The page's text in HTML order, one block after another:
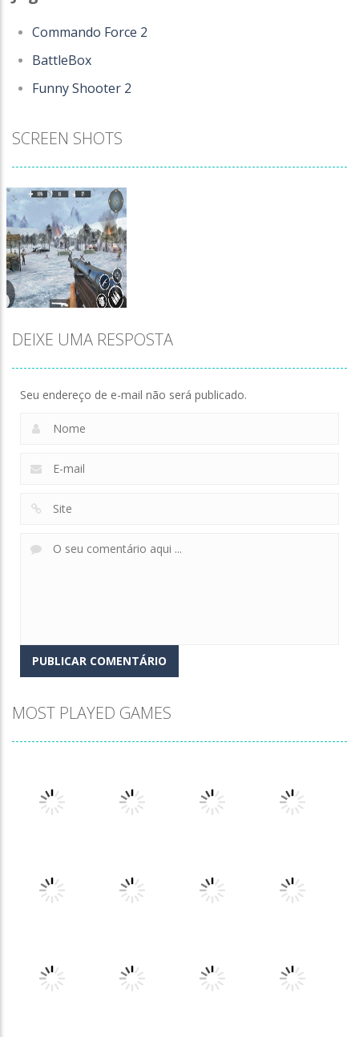
Commando Force 2
BattleBox
Funny Shooter 2
SCREEN SHOTS
DEIXE UMA RESPOSTA
Seu endereço de e-mail não será publicado.
MOST PLAYED GAMES